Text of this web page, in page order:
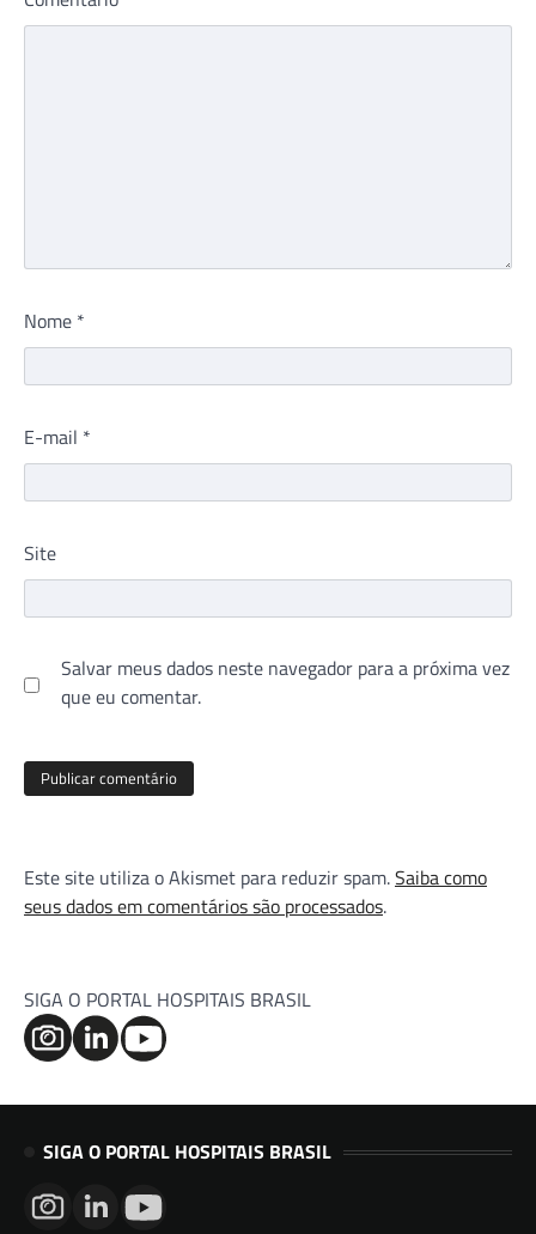
Nome *
E-mail *
Site
Salvar meus dados neste navegador para a próxima vez
que eu comentar.
Este site utiliza o Akismet para reduzir spam.Saiba como
seus dados em comentários são processados.
SIGA O PORTAL HOSPITAIS BRASIL
SIGA O PORTAL HOSPITAIS BRASIL